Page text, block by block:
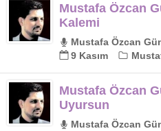
Mustafa Özcan
Kalemi
Mustafa Özcan
9 Kasım
Mustafa Özcan
Uyursun
Mustafa Özcan